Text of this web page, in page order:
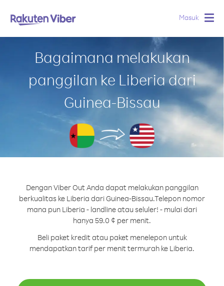
Masuk
Bagaimana melakukan
panggilan ke Liberia dari
Guinea-Bissau
Dengan Viber Out Anda dapat melakukan panggilan
berkualitas ke Liberia dari Guinea-Bissau.Telepon nomor
mana pun Liberia - landline atau seluler! - mulai dari
hanya 59.0 ¢ per menit.
Beli paket kredit atau paket menelepon untuk
mendapatkan tarif per menit termurah ke Liberia.